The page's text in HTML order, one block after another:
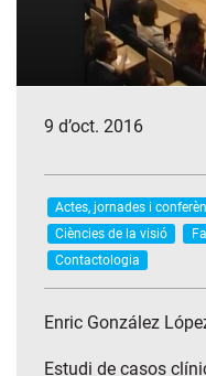
9 d’oct. 2016
Actes, jornades i
Ciències de la visió
Contactologia
Enric González
Estudi de casos